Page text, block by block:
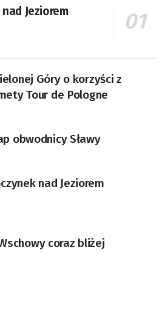
Jeziorem
Góry o korzyści z
Tour de Pologne
obwodnicy Sławy
nad Jeziorem
coraz bliżej